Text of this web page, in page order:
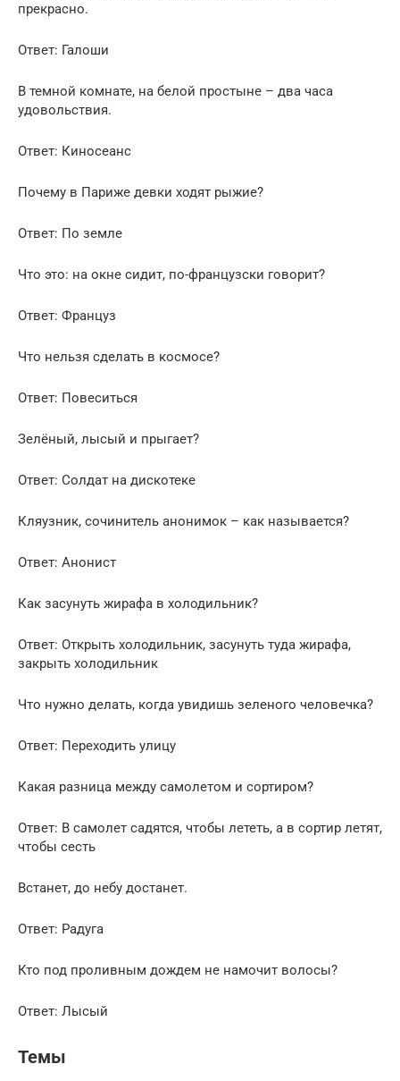
прекрасно.
Ответ: Галоши
В темной комнате, на белой простыне – два часа
удовольствия.
Ответ: Киносеанс
Почему в Париже девки ходят рыжие?
Ответ: По земле
Что это: на окне сидит, по-французски говорит?
Ответ: Француз
Что нельзя сделать в космосе?
Ответ: Повеситься
Зелёный, лысый и прыгает?
Ответ: Cолдат на дискотеке
Кляузник, сочинитель анонимок – как называется?
Ответ: Анонист
Как засунуть жирафа в холодильник?
Ответ: Открыть холодильник, засунуть туда жирафа,
закрыть холодильник
Что нужно делать, когда увидишь зеленого человечка?
Ответ: Переходить улицу
Какая разница между самолетом и сортиром?
Ответ: В самолет садятся, чтобы лететь, а в сортир летят,
чтобы сесть
Встанет, до небу достанет.
Ответ: Радуга
Кто под проливным дождем не намочит волосы?
Ответ: Лысый
Темы